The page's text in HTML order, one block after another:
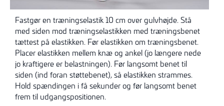
Fastgør en træningselastik 10 cm over gulvhøjde. Stå
med siden mod træningselastikken med træningsbenet
tættest på elastikken. Før elastikken om træningsbenet.
Placer elastikken mellem knæ og ankel (jo længere nede
jo kraftigere er belastningen). Før langsomt benet til
siden (ind foran støttebenet), så elastikken strammes.
Hold spændingen i få sekunder og før langsomt benet
frem til udgangspositionen.